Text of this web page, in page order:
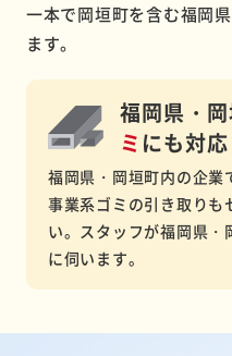
一本で岡垣町を含む福岡
ます。
福岡県・
ミ にも対応
福岡県・岡垣町内の企業
事業系ゴミの引き取りも
い。スタッフが福岡県・
に伺います。